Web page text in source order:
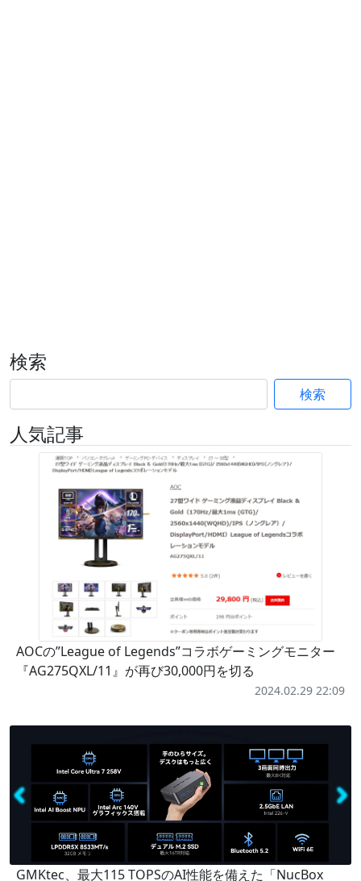
検索
検索
人気記事
AOCの”League of Legends”コラボゲーミングモニター
『AG275QXL/11』が再び30,000円を切る
2024.02.29 22:09
GMKtec、最大115 TOPSのAI性能を備えた「NucBox